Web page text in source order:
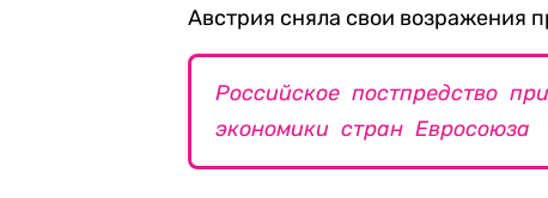
Австрия сняла свои возражения
Российское постпредство
экономики стран Евросоюза